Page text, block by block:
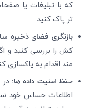
که با تبلیغات یا
‌تر پاک کنید.
بازنگری فضای ذخیره
کش را بررسی کنید و
مند اقدام به پاکسازی
حفظ امنیت داده‌ ها: در
اطلاعات حساس خود